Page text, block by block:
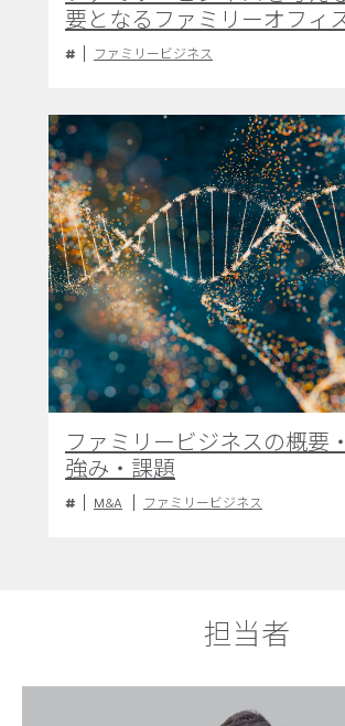
要となるファミリーオフィ
ファミリービジネス
ファミリービジネスの概要
強み・課題
M&A ファミリービジネス
担当者